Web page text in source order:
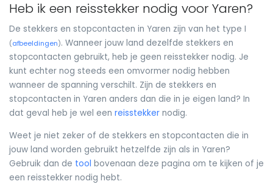
Heb ik een reisstekker nodig voor Yaren?
De stekkers en stopcontacten in Yaren zijn van het type I
(afbeeldingen). Wanneer jouw land dezelfde stekkers en
stopcontacten gebruikt, heb je geen reisstekker nodig. Je
kunt echter nog steeds een omvormer nodig hebben
wanneer de spanning verschilt. Zijn de stekkers en
stopcontacten in Yaren anders dan die in je eigen land? In
dat geval heb je wel een reisstekker nodig.
Weet je niet zeker of de stekkers en stopcontacten die in
jouw land worden gebruikt hetzelfde zijn als in Yaren?
Gebruik dan de tool bovenaan deze pagina om te kijken of je
een reisstekker nodig hebt.